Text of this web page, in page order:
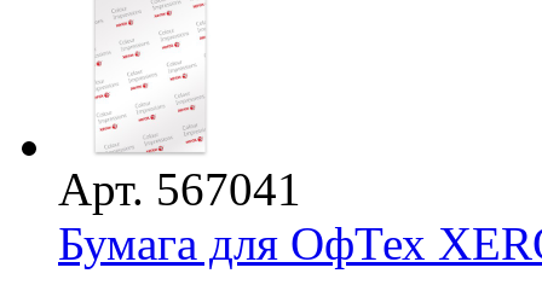
Арт. 567041
Бумага для ОфТех